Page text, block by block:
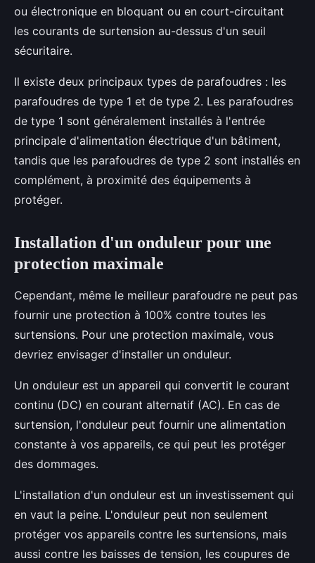
ou électronique en bloquant ou en court-circuitant
les courants de surtension au-dessus d'un seuil
sécuritaire.
Il existe deux principaux types de parafoudres : les
parafoudres de type 1 et de type 2. Les parafoudres
de type 1 sont généralement installés à l'entrée
principale d'alimentation électrique d'un bâtiment,
tandis que les parafoudres de type 2 sont installés en
complément, à proximité des équipements à
protéger.
Installation d'un onduleur pour une
protection maximale
Cependant, même le meilleur parafoudre ne peut pas
fournir une protection à 100% contre toutes les
surtensions. Pour une protection maximale, vous
devriez envisager d'installer un onduleur.
Un onduleur est un appareil qui convertit le courant
continu (DC) en courant alternatif (AC). En cas de
surtension, l'onduleur peut fournir une alimentation
constante à vos appareils, ce qui peut les protéger
des dommages.
L'installation d'un onduleur est un investissement qui
en vaut la peine. L'onduleur peut non seulement
protéger vos appareils contre les surtensions, mais
aussi contre les baisses de tension, les coupures de